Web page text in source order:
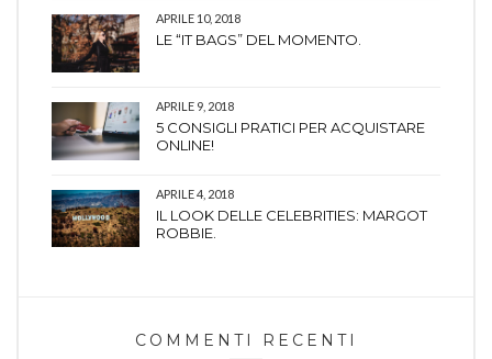
APRILE 10, 2018
LE “IT BAGS” DEL MOMENTO.
APRILE 9, 2018
5 CONSIGLI PRATICI PER ACQUISTARE
ONLINE!
APRILE 4, 2018
IL LOOK DELLE CELEBRITIES: MARGOT
ROBBIE.
COMMENTI RECENTI